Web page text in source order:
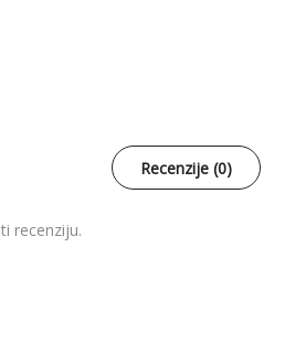
Recenzije (0)
recenziju.